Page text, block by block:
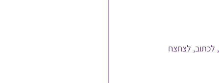
לכתוב, לצחצח